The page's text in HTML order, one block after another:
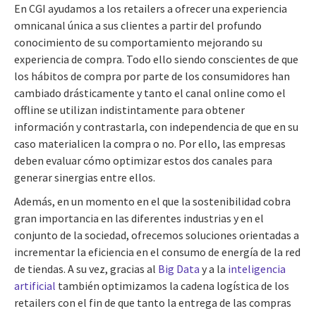
En CGI ayudamos a los retailers a ofrecer una experiencia
omnicanal única a sus clientes a partir del profundo
conocimiento de su comportamiento mejorando su
experiencia de compra. Todo ello siendo conscientes de que
los hábitos de compra por parte de los consumidores han
cambiado drásticamente y tanto el canal online como el
offline se utilizan indistintamente para obtener
información y contrastarla, con independencia de que en su
caso materialicen la compra o no. Por ello, las empresas
deben evaluar cómo optimizar estos dos canales para
generar sinergias entre ellos.
Además, en un momento en el que la sostenibilidad cobra
gran importancia en las diferentes industrias y en el
conjunto de la sociedad, ofrecemos soluciones orientadas a
incrementar la eficiencia en el consumo de energía de la red
de tiendas. A su vez, gracias al Big Data y a la inteligencia
artificial también optimizamos la cadena logística de los
retailers con el fin de que tanto la entrega de las compras